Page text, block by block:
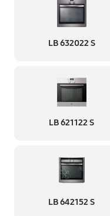
LB 632022 S
LB 621122 S
LB 642152 S